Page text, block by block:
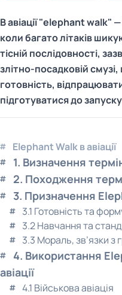
В авіації "elephant walk"
коли багато літаків
тісній послідовності,
злітно-посадковій
готовність,
підготуватися до
Elephant Walk в авіації
1. Визначення
2. Походження
3. Призначення
3.1 Готовність та
3.2 Навчання та
3.3 Мораль, зв’язки з
4. Використання
авіації
4.1 Військова авіація